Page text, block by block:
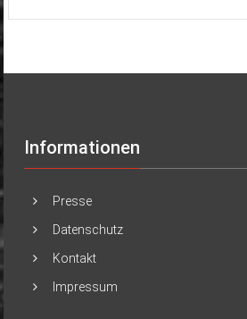
Informationen
Presse
Datenschutz
Kontakt
Impressum